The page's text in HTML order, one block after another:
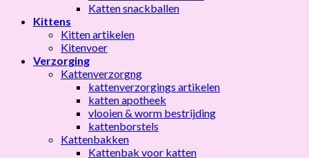
Katten snackballen
Kittens
Kitten artikelen
Kitenvoer
Verzorging
Kattenverzorgng
kattenverzorgings artikelen
katten apotheek
vlooien & worm bestrijding
kattenborstels
Kattenbakken
Kattenbak voor katten